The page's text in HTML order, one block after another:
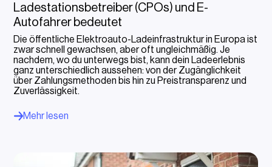
Ladestationsbetreiber (CPOs) und E-
Autofahrer bedeutet
Die öffentliche Elektroauto-Ladeinfrastruktur in Europa ist
zwar schnell gewachsen, aber oft ungleichmäßig. Je
nachdem, wo du unterwegs bist, kann dein Ladeerlebnis
ganz unterschiedlich aussehen: von der Zugänglichkeit
über Zahlungsmethoden bis hin zu Preistransparenz und
Zuverlässigkeit.
Mehr lesen